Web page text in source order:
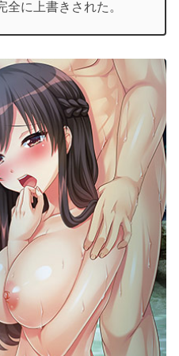
に上書きされた。